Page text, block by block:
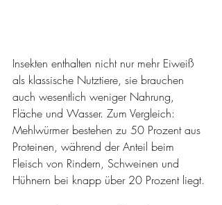
Insekten enthalten nicht nur mehr Eiweiß
als klassische Nutztiere, sie brauchen
auch wesentlich weniger Nahrung,
Fläche und Wasser. Zum Vergleich:
Mehlwürmer bestehen zu 50 Prozent aus
Proteinen, während der Anteil beim
Fleisch von Rindern, Schweinen und
Hühnern bei knapp über 20 Prozent liegt.